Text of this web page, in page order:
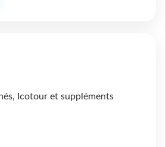
Icotour et suppléments